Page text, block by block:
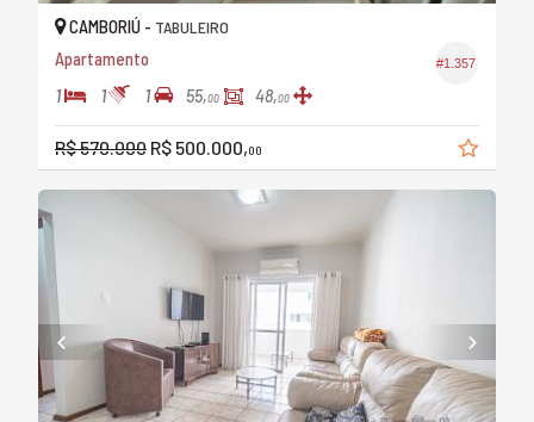
#1.357
CAMBORIÚ - TABULEIRO
Apartamento
1 1 1 55,00 48,00
R$ 570.000 R$ 500.000,00